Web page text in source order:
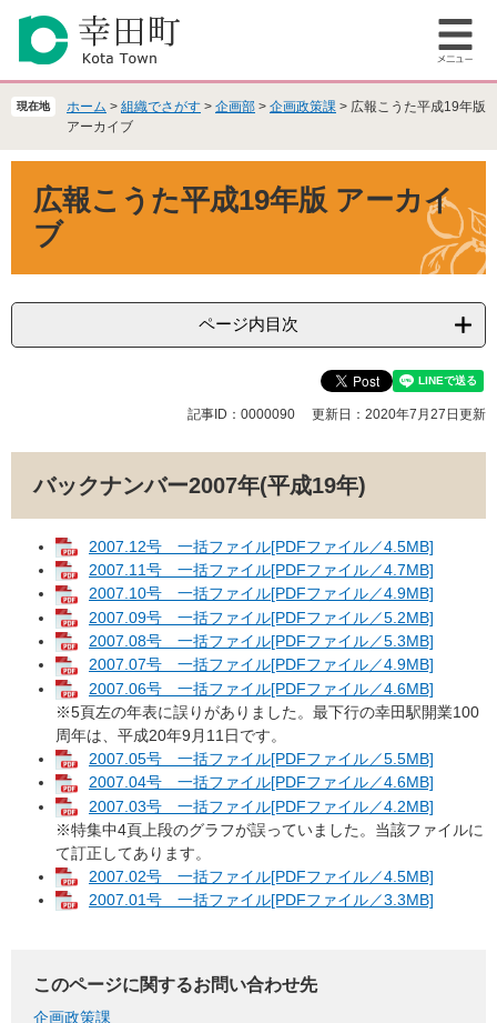
の
で
ー
ば
メ
ー
現在地 ホーム > 組織でさがす > 企画部 > 企画政策課 > 広報こうた平成19年版
アーカイブ
広報こうた平成19年版 アーカイ
ブ
ページ内目次
記事ID：0000090 更新日：2020年7月27日更新
バックナンバー2007年(平成19年)
2007.12号 一括ファイル[PDFファイル／4.5MB]
2007.11号 一括ファイル[PDFファイル／4.7MB]
2007.10号 一括ファイル[PDFファイル／4.9MB]
2007.09号 一括ファイル[PDFファイル／5.2MB]
2007.08号 一括ファイル[PDFファイル／5.3MB]
2007.07号 一括ファイル[PDFファイル／4.9MB]
2007.06号 一括ファイル[PDFファイル／4.6MB]
※5頁左の年表に誤りがありました。最下行の幸田駅開業100
周年は、平成20年9月11日です。
2007.05号 一括ファイル[PDFファイル／5.5MB]
2007.04号 一括ファイル[PDFファイル／4.6MB]
2007.03号 一括ファイル[PDFファイル／4.2MB]
※特集中4頁上段のグラフが誤っていました。当該ファイルに
て訂正してあります。
2007.02号 一括ファイル[PDFファイル／4.5MB]
2007.01号 一括ファイル[PDFファイル／3.3MB]
このページに関するお問い合わせ先
企画政策課